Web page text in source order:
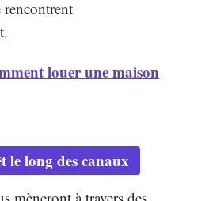
rencontrent
louer une maison
le long des canaux
mèneront à travers des